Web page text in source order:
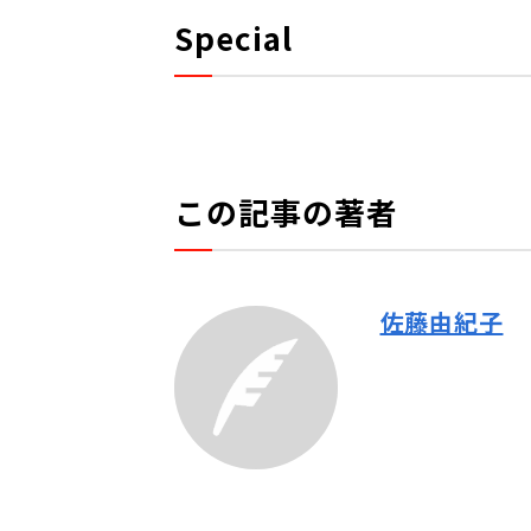
Special
この記事の著者
佐藤由紀子